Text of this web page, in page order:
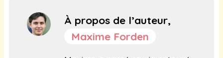
À propos de l’auteur,
Maxime Forden